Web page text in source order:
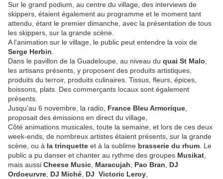
Sur le grand podium, au centre du village, des interviews de
skippers, étaient également au programme et le moment tant
attendu, étant le premier dimanche, avec la présentation de tous
les skippers, sur la grande scène.
A l'animation sur le village, le public peut entendre la voix de
Serge Herbin
Dans le pavillon de la Guadeloupe, au niveau du quai St Malo
les artisans présents, y proposent des produits artistiques,
produits du terroir, produits culinaires. Tissus, fleurs, épices,
boissons, plats. Des commerçants locaux sont également
présents.
Jusqu'au 6 novembre, la radio, France Bleu Armorique
proposait des émissions en direct du village,
Côté animations musicales, toute la semaine, et lors de ces deux
week-ends, de nombreux artistes étaient présents, sur la grande
scène, ou à la trinquette et à la sublime brasserie du rhum . Le
public a pu danser et chanter au rythme des groupes Musikat
mais aussi Cheese Music Maracujah Pao Bran
DJ
Ordoeurvre DJ Miché DJ Victoric Leroy